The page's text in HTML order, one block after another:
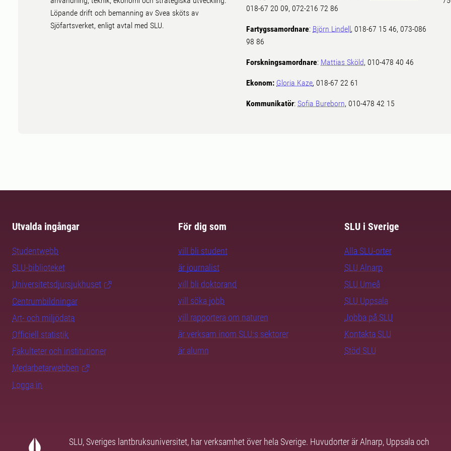
Löpande drift och bemanning av Svea sköts av
Sjöfartsverket, enligt avtal med SLU.
018-67 20 09, 072-216 72 86
Fartygssamordnare: Björn Lindell , 018-67 15 46, 073-086
98 86
Forskningsamordnare: Mattias Sköld, 010-478 40 46
Ekonom: Gloria Kaze, 018-67 22 61
Kommunikatör:Sofia Bureborn, 010-478 42 15
Utvalda ingångar
Studentwebb
SLU-biblioteket
Universitetsdjursjukhuset
Centrumbildningar
Art- och miljödata
Officiell statistik
Fakulteter och institutioner
Medarbetarwebben
Logga in
För dig som
vill bli student
är journalist
vill bli doktorand
vill söka jobb
vill rapportera om naturen
är verksam inom SLU:s sektorer
är alumn
SLU i Sverige
Alla SLU-orter
SLU Alnarp
SLU Umeå
SLU Uppsala
Jobba på SLU
Kontakta SLU
Stöd SLU
SLU, Sveriges lantbruksuniversitet, har verksamhet över hela Sverige. Huvudorter är Alnarp, Uppsala och